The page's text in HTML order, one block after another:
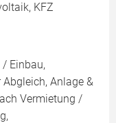
KFZ
Einbau,
Anlage &
Vermietung /